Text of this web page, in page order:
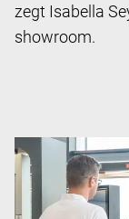
zegt Isabella
showroom.